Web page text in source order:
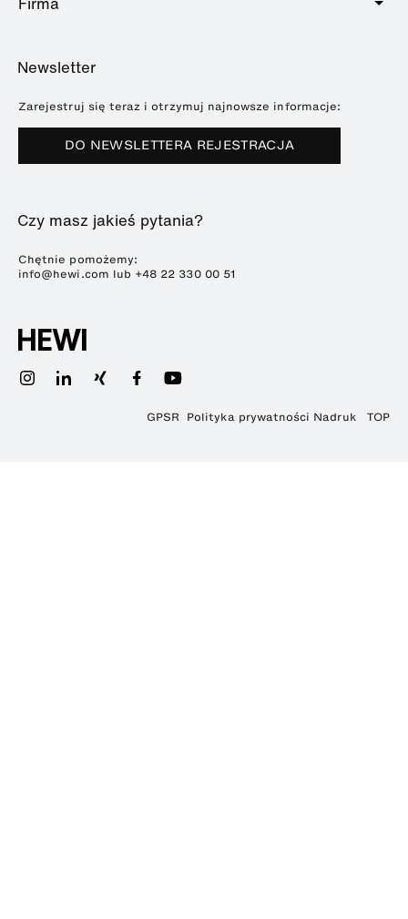
Wystawy
Broszury i katalogi
Downloads
Referencje
Prasa
Terminy targów
Zrównoważony rozwój
Newsletter
Zarejestruj się teraz i otrzymuj najnowsze informacje:
DO NEWSLETTERA REJESTRACJA
Czy masz jakieś pytania?
Chętnie pomożemy:
info@hewi.com lub +48 22 330 00 51
TOP
GPSR Polityka prywatności Nadruk